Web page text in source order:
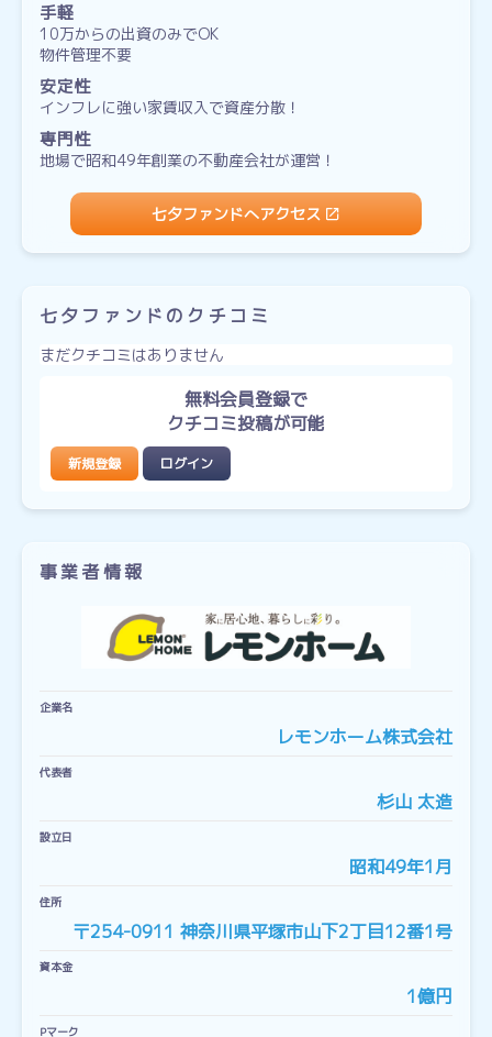
手軽
10万からの出資のみでOK
物件管理不要
安定性
インフレに強い家賃収入で資産分散！
専門性
地場で昭和49年創業の不動産会社が運営！
七夕ファンドへアクセス
七夕ファンドのクチコミ
まだクチコミはありません
無料会員登録で
クチコミ投稿が可能
新規登録 ログイン
事業者情報
企業名
レモンホーム株式会社
代表者
杉山 太造
設立日
昭和49年1月
住所
〒254-0911 神奈川県平塚市山下2丁目12番1号
資本金
1億円
Pマーク